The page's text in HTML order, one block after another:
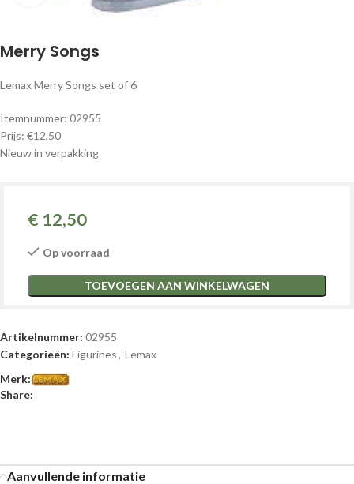
Merry Songs
Lemax Merry Songs set of 6
Itemnummer: 02955
Prijs: €12,50
Nieuw in verpakking
€ 12,50
Op voorraad
TOEVOEGEN AAN WINKELWAGEN
Artikelnummer: 02955
Categorieën: Figurines, Lemax
Merk:
Share:
Aanvullende informatie